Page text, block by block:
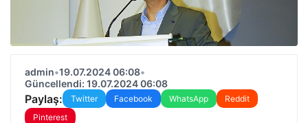
admin•19.07.2024 06:08•
Güncellendi: 19.07.2024 06:08
Paylaş: Twitter Facebook WhatsApp
Reddit
Pinterest